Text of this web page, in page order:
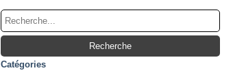
Catégories